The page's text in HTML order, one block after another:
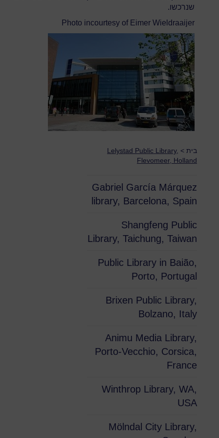
שנרכשו.
Photo incourtesy of Eimer Wieldraaijer
בית >
Lelystad Public Library,
Flevomeer, Holland
Gabriel García Márquez
library, Barcelona, Spain
Shangfeng Public
Library, Taichung, Taiwan
Public Library in Baião,
Porto, Portugal
Brixen Public Library,
Bolzano, Italy
Animu Media Library,
Porto-Vecchio, Corsica,
France
Winthrop Library, WA,
USA
Mölndal City Library,